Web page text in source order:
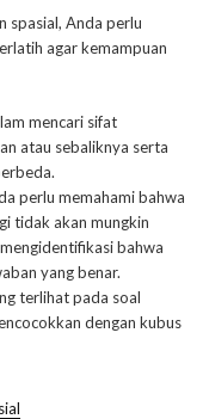
spasial, Anda perlu
agar kemampuan
mencari sifat
atau sebaliknya serta
perlu memahami bahwa
tidak akan mungkin
bahwa
yang benar.
terlihat pada soal
dengan kubus